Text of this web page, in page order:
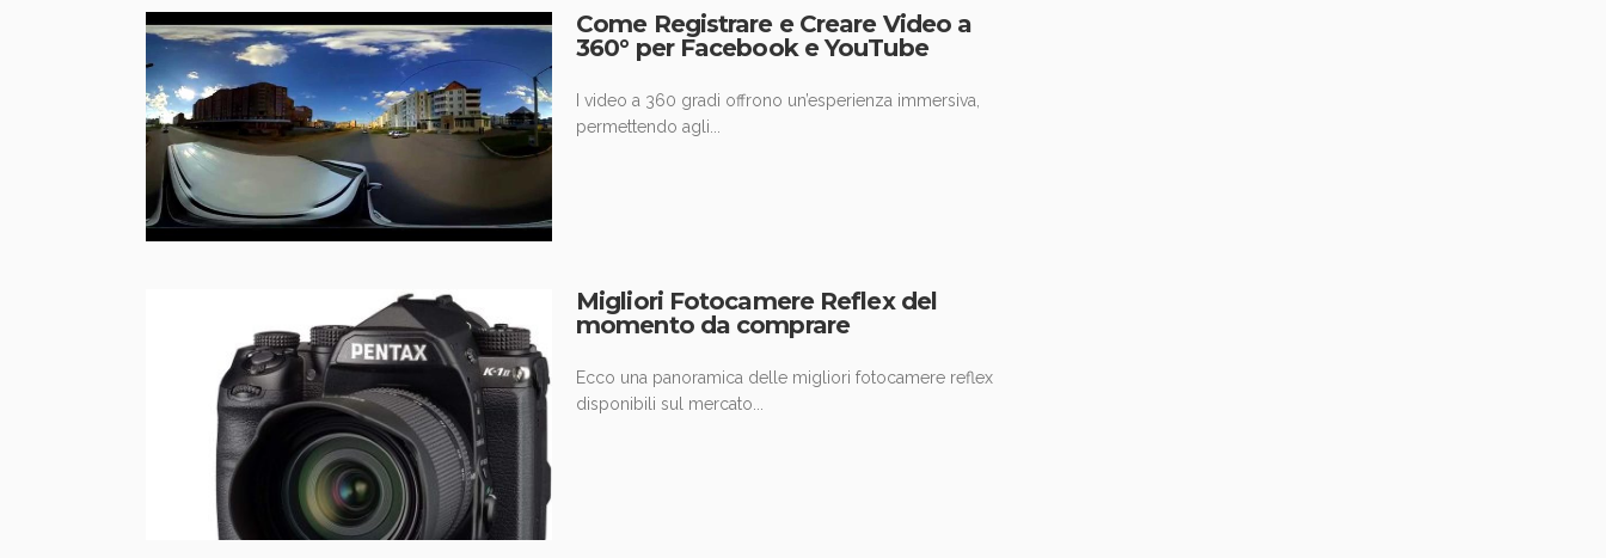
Come Registrare e Creare Video a
360° per Facebook e YouTube
I video a 360 gradi offrono un’esperienza immersiva,
permettendo agli...
Migliori Fotocamere Reflex del
momento da comprare
Ecco una panoramica delle migliori fotocamere reflex
disponibili sul mercato...